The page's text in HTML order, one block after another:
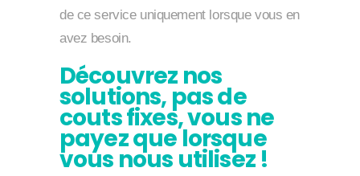
de ce service uniquement lorsque vous en
avez besoin.
Découvrez nos
solutions, pas de
couts fixes, vous ne
payez que lorsque
vous nous utilisez !